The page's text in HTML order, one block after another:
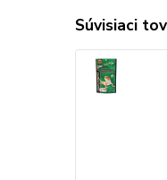
Súvisiaci